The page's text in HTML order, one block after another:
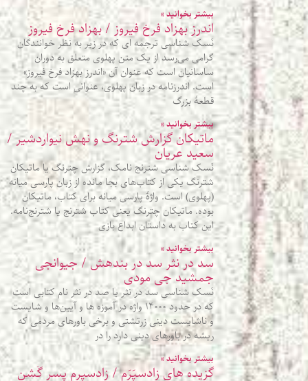
بیشتر بخوانید »
اندرز بهزاد فرخ فیروز / بهزاد فرخ فیروز
نَسک شناسی ترجمه ای که در زیر به نظر خوانندگان
گرامی می‌رسد از یک متن پهلوی متعلق به دوران
ساسانیان است که عنوان آن «اندرز بهزاد فرخ فیروز»
است. اندرزنامه در زبان پهلوی، عنوانی است که به چند
قطعۀ بزرگ
بیشتر بخوانید »
ماتیکان گزارش شترنگ و نهش نیواردشیر /
سعید عریان
نَسک شناسی شترنج نامک، گزارش چترنگ یا ماتیکان
شترنگ یکی از کتاب‌های بجا مانده از زبان پارسی میانه
(پهلوی) است. واژۀ پارسی میانه برای کتاب، ماتیکان
بوده. ماتیکان چترنگ یعنی کتاب شترنج یا شترنج‌نامه.
این کتاب به داستان ابداع بازی
بیشتر بخوانید »
سد در نثر سد در بندهش / جیوانجی
جمشید جی مودی
نَسک شناسی سد در نثر یا صد در نثر نام کتابی است
که در حدود ۱۴۰۰۰ واژه در آموزه‌ ها و آیین‌ها و شایست
و ناشایست دینی زرتشتی و برخی باورهای مردمی که
ریشه در باورهای دینی دارد را در
بیشتر بخوانید »
گزیده‌ های زادسپَرَم / زادسپرم پسر گٌشن‌